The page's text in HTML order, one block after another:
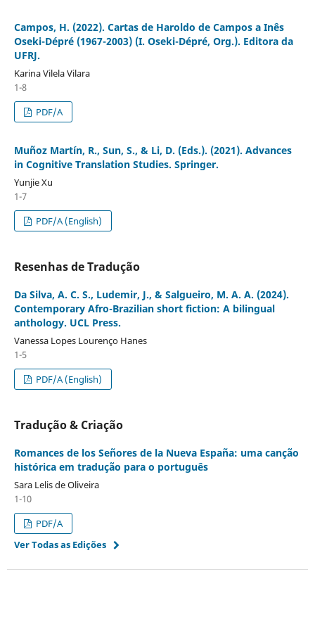
Campos, H. (2022). Cartas de Haroldo de Campos a Inês
Oseki-Dépré (1967-2003) (I. Oseki-Dépré, Org.). Editora da
UFRJ.
Karina Vilela Vilara
1-8
PDF/A
Muñoz Martín, R., Sun, S., & Li, D. (Eds.). (2021). Advances
in Cognitive Translation Studies. Springer.
Yunjie Xu
1-7
PDF/A (English)
Resenhas de Tradução
Da Silva, A. C. S., Ludemir, J., & Salgueiro, M. A. A. (2024).
Contemporary Afro-Brazilian short fiction: A bilingual
anthology. UCL Press.
Vanessa Lopes Lourenço Hanes
1-5
PDF/A (English)
Tradução & Criação
Romances de los Señores de la Nueva España: uma canção
histórica em tradução para o português
Sara Lelis de Oliveira
1-10
PDF/A
Ver Todas as Edições